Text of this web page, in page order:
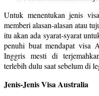
Untuk menentukan jenis
memberi alasan-alasan atau
itu akan ada syarat-syarat
penuhi buat mendapat visa
Inggris mesti di
terlebih dulu saat sebelum di
Jenis-Jenis Visa Australia